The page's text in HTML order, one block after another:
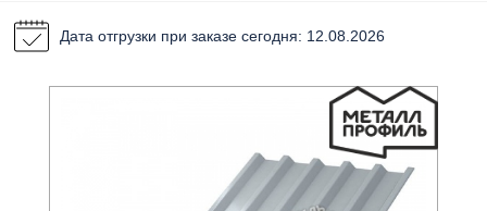
Дата отгрузки при заказе сегодня: 12.08.2026